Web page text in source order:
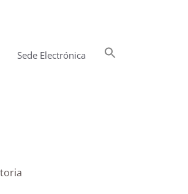
Sede Electrónica